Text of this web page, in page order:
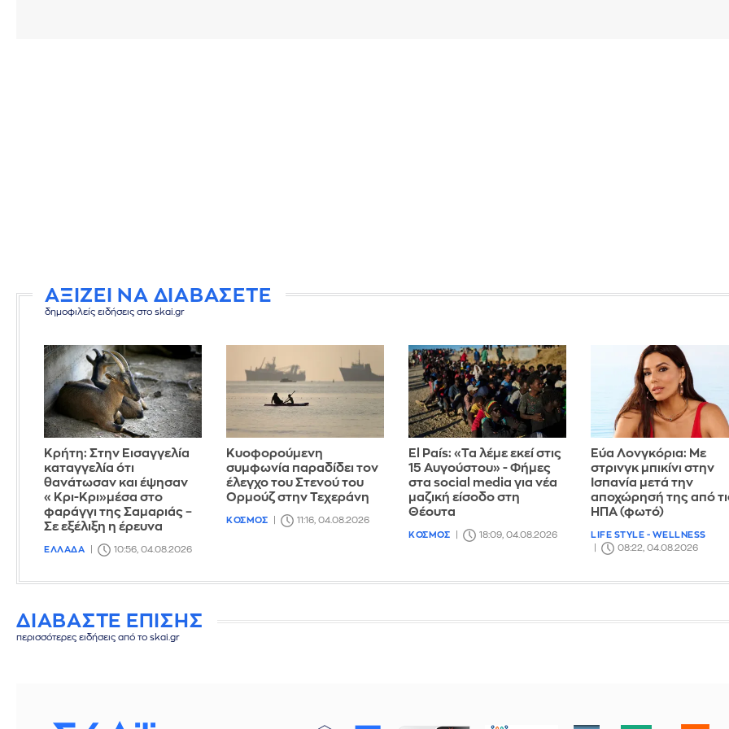
ΑΞΙΖΕΙ ΝΑ ΔΙΑΒΑΣΕΤΕ
δημοφιλείς ειδήσεις στο skai.gr
Κρήτη: Στην Εισαγγελία
καταγγελία ότι
θανάτωσαν και έψησαν
«Κρι-Κρι»μέσα στο
φαράγγι της Σαμαριάς –
Σε εξέλιξη η έρευνα
ΕΛΛΑΔΑ 10:56, 04.08.2026
Κυοφορούμενη
συμφωνία παραδίδει τον
έλεγχο του Στενού του
Ορμούζ στην Τεχεράνη
ΚΟΣΜΟΣ 11:16, 04.08.2026
El País: «Τα λέμε εκεί στις
15 Αυγούστου» - Φήμες
στα social media για νέα
μαζική είσοδο στη
Θέουτα
ΚΟΣΜΟΣ 18:09, 04.08.2026
Εύα Λονγκόρια: Με
στρινγκ μπικίνι στην
Ισπανία μετά την
αποχώρησή της από
ΗΠΑ (φωτό)
LIFE STYLE - WELLNESS
08:22, 04.08.2026
ΔΙΑΒΑΣΤΕ ΕΠΙΣΗΣ
περισσότερες ειδήσεις από το skai.gr